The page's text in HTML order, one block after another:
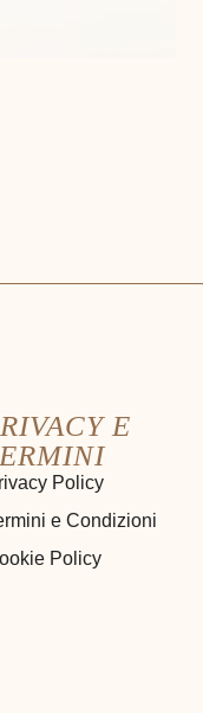
E
Policy
e Condizioni
Policy